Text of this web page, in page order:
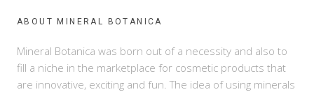
ABOUT MINERAL BOTANICA
Mineral Botanica was born out of a necessity and also to
fill a niche in the marketplace for cosmetic products that
are innovative, exciting and fun. The idea of using minerals